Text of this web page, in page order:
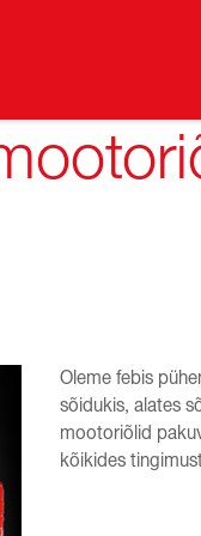
Oleme febis
sõidukis, alates
mootoriõlid
kõikides